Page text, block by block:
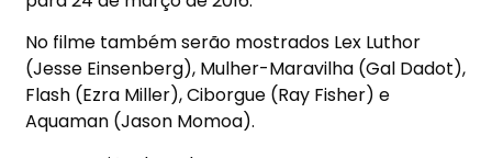
No filme também serão mostrados Lex Luthor
(Jesse Einsenberg), Mulher-Maravilha (Gal Dadot),
Flash (Ezra Miller), Ciborgue (Ray Fisher) e
Aquaman (Jason Momoa).